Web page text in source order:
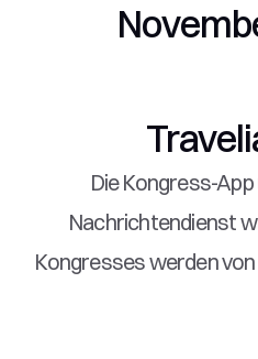
Die Kongress-
Nachrichtendienst
Kongresses werden